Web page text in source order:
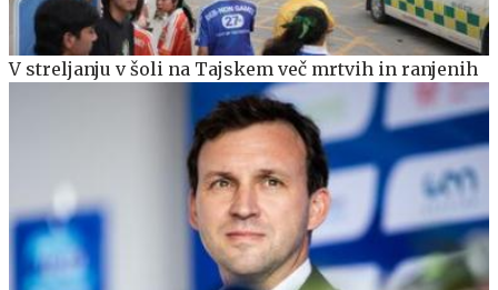
V streljanju v šoli na Tajskem več mrtvih in ranjenih